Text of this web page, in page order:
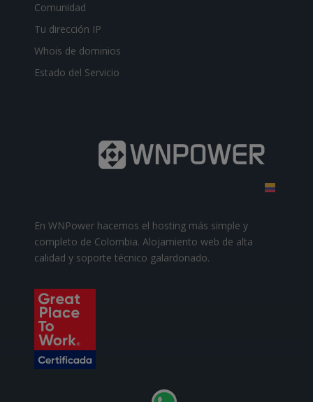
Comunidad
Tu dirección IP
Whois de dominios
Estado del Servicio
En WNPower hacemos el hosting más simple y
completo de Colombia. Alojamiento web de alta
calidad y soporte técnico galardonado.